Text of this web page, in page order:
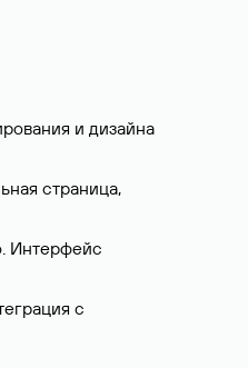
и дизайна
страница,
Интерфейс
с